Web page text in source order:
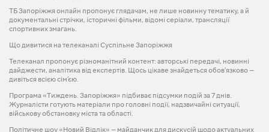
ТБ Запоріжжя онлайн пропонує глядачам, не лише новинну тематику, а й
документальні стрічки, історичні фільми, відомі серіали, трансляції
спортивних змагань.
Що дивитися на телеканалі Суспільне Запоріжжя
Телеканал пропонує різноманітний контент: авторські передачі, новинні
дайджести, аналітика від експертів. Щось цікаве знайдеться обов’язково —
дивіться всією сім’єю.
Програма «Тиждень. Запоріжжя» підбиває підсумки подій за 7 днів.
Журналісти готують матеріали про головні події, надзвичайні ситуації,
військову обстановку міста та області.
Політичне шоу «Новий Відлік» — майданчик для дискусій щодо актуальних